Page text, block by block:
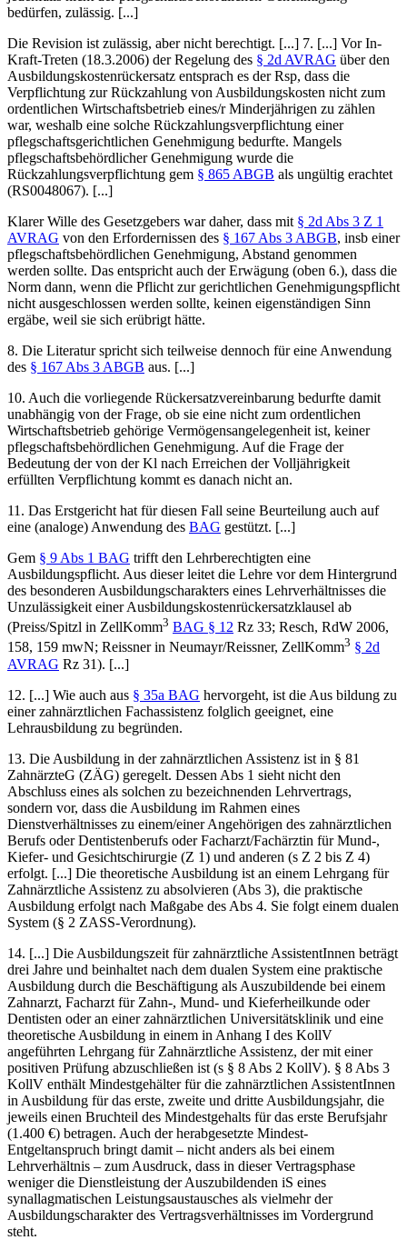
bedürfen, zulässig. [...]
Die Revision ist zulässig, aber nicht berechtigt. [...] 7. [...] Vor In-
Kraft-Treten (18.3.2006) der Regelung des § 2d AVRAG über den
Ausbildungskostenrückersatz entsprach es der Rsp, dass die
Verpflichtung zur Rückzahlung von Ausbildungskosten nicht zum
ordentlichen Wirtschaftsbetrieb eines/r Minderjährigen zu zählen
war, weshalb eine solche Rückzahlungsverpflichtung einer
pflegschaftsgerichtlichen Genehmigung bedurfte. Mangels
pflegschaftsbehördlicher Genehmigung wurde die
Rückzahlungsverpflichtung gem § 865 ABGB als ungültig erachtet
(RS0048067). [...]
Klarer Wille des Gesetzgebers war daher, dass mit § 2d Abs 3 Z 1
AVRAG von den Erfordernissen des § 167 Abs 3 ABGB, insb einer
pflegschaftsbehördlichen Genehmigung, Abstand genommen
werden sollte. Das entspricht auch der Erwägung (oben 6.), dass die
Norm dann, wenn die Pflicht zur gerichtlichen Genehmigungspflicht
nicht ausgeschlossen werden sollte, keinen eigenständigen Sinn
ergäbe, weil sie sich erübrigt hätte.
8. Die Literatur spricht sich teilweise dennoch für eine Anwendung
des § 167 Abs 3 ABGB aus. [...]
10. Auch die vorliegende Rückersatzvereinbarung bedurfte damit
unabhängig von der Frage, ob sie eine nicht zum ordentlichen
Wirtschaftsbetrieb gehörige Vermögensangelegenheit ist, keiner
pflegschaftsbehördlichen Genehmigung. Auf die Frage der
Bedeutung der von der Kl nach Erreichen der Volljährigkeit
erfüllten Verpflichtung kommt es danach nicht an.
11. Das Erstgericht hat für diesen Fall seine Beurteilung auch auf
eine (analoge) Anwendung des BAG gestützt. [...]
Gem § 9 Abs 1 BAG trifft den Lehrberechtigten eine
Ausbildungspflicht. Aus dieser leitet die Lehre vor dem Hintergrund
des besonderen Ausbildungscharakters eines Lehrverhältnisses die
Unzulässigkeit einer Ausbildungskostenrückersatzklausel ab
(Preiss/Spitzl in ZellKomm3 BAG § 12 Rz 33; Resch, RdW 2006,
158, 159 mwN; Reissnerin Neumayr/Reissner, ZellKomm3 § 2d
AVRAG Rz 31). [...]
12. [...] Wie auch aus § 35a BAG hervorgeht, ist die Aus bildung zu
einer zahnärztlichen Fachassistenz folglich geeignet, eine
Lehrausbildung zu begründen.
13. Die Ausbildung in der zahnärztlichen Assistenz ist in § 81
ZahnärzteG (ZÄG) geregelt. Dessen Abs 1 sieht nicht den
Abschluss eines als solchen zu bezeichnenden Lehrvertrags,
sondern vor, dass die Ausbildung im Rahmen eines
Dienstverhältnisses zu einem/einer Angehörigen des zahnärztlichen
Berufs oder Dentistenberufs oder Facharzt/Fachärztin für Mund-,
Kiefer- und Gesichtschirurgie (Z 1) und anderen (s Z 2 bis Z 4)
erfolgt. [...] Die theoretische Ausbildung ist an einem Lehrgang für
Zahnärztliche Assistenz zu absolvieren (Abs 3), die praktische
Ausbildung erfolgt nach Maßgabe des Abs 4. Sie folgt einem dualen
System (§ 2 ZASS-Verordnung).
14. [...] Die Ausbildungszeit für zahnärztliche AssistentInnen beträgt
drei Jahre und beinhaltet nach dem dualen System eine praktische
Ausbildung durch die Beschäftigung als Auszubildende bei einem
Zahnarzt, Facharzt für Zahn-, Mund- und Kieferheilkunde oder
Dentisten oder an einer zahnärztlichen Universitätsklinik und eine
theoretische Ausbildung in einem in Anhang I des KollV
angeführten Lehrgang für Zahnärztliche Assistenz, der mit einer
positiven Prüfung abzuschließen ist (s § 8 Abs 2 KollV). § 8 Abs 3
KollV enthält Mindestgehälter für die zahnärztlichen AssistentInnen
in Ausbildung für das erste, zweite und dritte Ausbildungsjahr, die
jeweils einen Bruchteil des Mindestgehalts für das erste Berufsjahr
(1.400 €) betragen. Auch der herabgesetzte Mindest-
Entgeltanspruch bringt damit – nicht anders als bei einem
Lehrverhältnis – zum Ausdruck, dass in dieser Vertragsphase
weniger die Dienstleistung der Auszubildenden iS eines
synallagmatischen Leistungsaustausches als vielmehr der
Ausbildungscharakter des Vertragsverhältnisses im Vordergrund
steht.